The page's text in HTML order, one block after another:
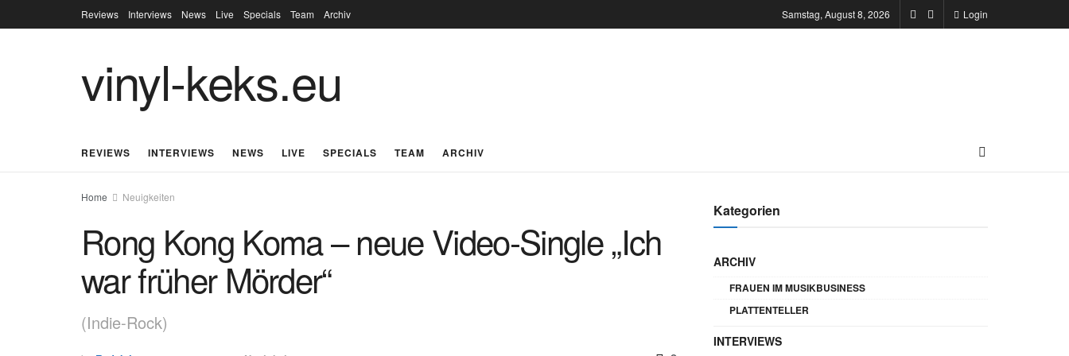
Reviews Interviews News Live Specials Team Archiv Samstag, August 8, 2026 Login
vinyl-keks.eu
REVIEWS INTERVIEWS NEWS LIVE SPECIALS TEAM ARCHIV
Home Neuigkeiten
Rong Kong Koma – neue Video-Single „Ich
war früher Mörder“
(Indie-Rock)
Kategorien
ARCHIV
FRAUEN IM MUSIKBUSINESS
PLATTENTELLER
INTERVIEWS